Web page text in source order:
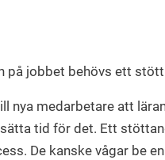
på jobbet behövs ett
nya medarbetare att
tid för det. Ett
De kanske vågar be